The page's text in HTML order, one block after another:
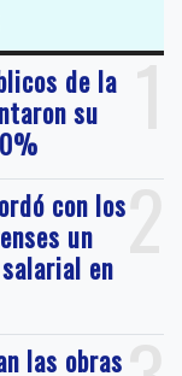
1
de la
su
2
con los
un
en
las obras